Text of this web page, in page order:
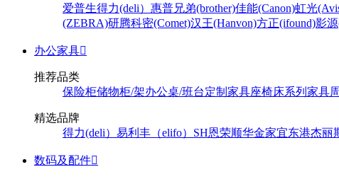
爱普生得力(deli） 惠普兄弟(brother)佳能(Canon)虹光
(ZEBRA)研腾科密(Comet)汉王(Hanvon)方正(ifound)影
办公家具
推荐品类
保险柜储物柜/架办公桌/班台定制家具座椅床系列 家具
精选品牌
得力(deli） 易利丰（elifo） SH恩荣顺华金家宜东港杰丽
数码及配件